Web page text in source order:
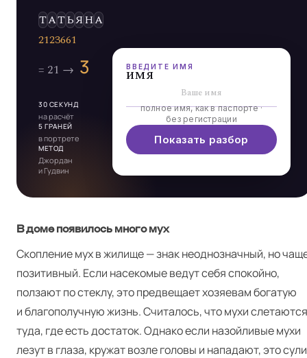
Э
30 СЕКУНД
на расчёт
5 ГРАНЕЙ
в портрете
МЕТОД
Джордан
и Гудвин
ВВЕДИТЕ ИМЯ
имя
полное имя, как в паспорте ·
без регистрации
Показать разбор
В доме появилось много мух
Скопление мух в жилище — знак неоднозначный, но
позитивный. Если насекомые ведут себя спокойно,
ползают по стеклу, это предвещает хозяевам богатую
и благополучную жизнь. Считалось, что мухи слетаются
туда, где есть достаток. Однако если назойливые мухи
лезут в глаза, кружат возле головы и нападают, это